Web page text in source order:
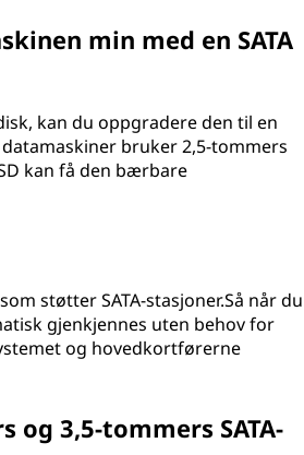
min med en SATA
kan du oppgradere den til en
bruker 2,5-tommers
kan få den bærbare
støtter SATA-stasjoner.Så når du
gjenkjennes uten behov for
og hovedkortførerne
3,5-tommers SATA-